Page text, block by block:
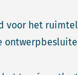
voor het